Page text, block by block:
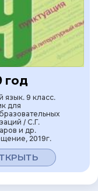
год
язык. 9 класс.
для
/ С.Г.
и др.
2019г.